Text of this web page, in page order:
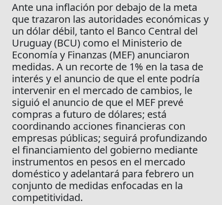
Ante una inflación por debajo de la meta
que trazaron las autoridades económicas y
un dólar débil, tanto el Banco Central del
Uruguay (BCU) como el Ministerio de
Economía y Finanzas (MEF) anunciaron
medidas. A un recorte de 1% en la tasa de
interés y el anuncio de que el ente podría
intervenir en el mercado de cambios, le
siguió el anuncio de que el MEF prevé
compras a futuro de dólares; está
coordinando acciones financieras con
empresas públicas; seguirá profundizando
el financiamiento del gobierno mediante
instrumentos en pesos en el mercado
doméstico y adelantará para febrero un
conjunto de medidas enfocadas en la
competitividad.